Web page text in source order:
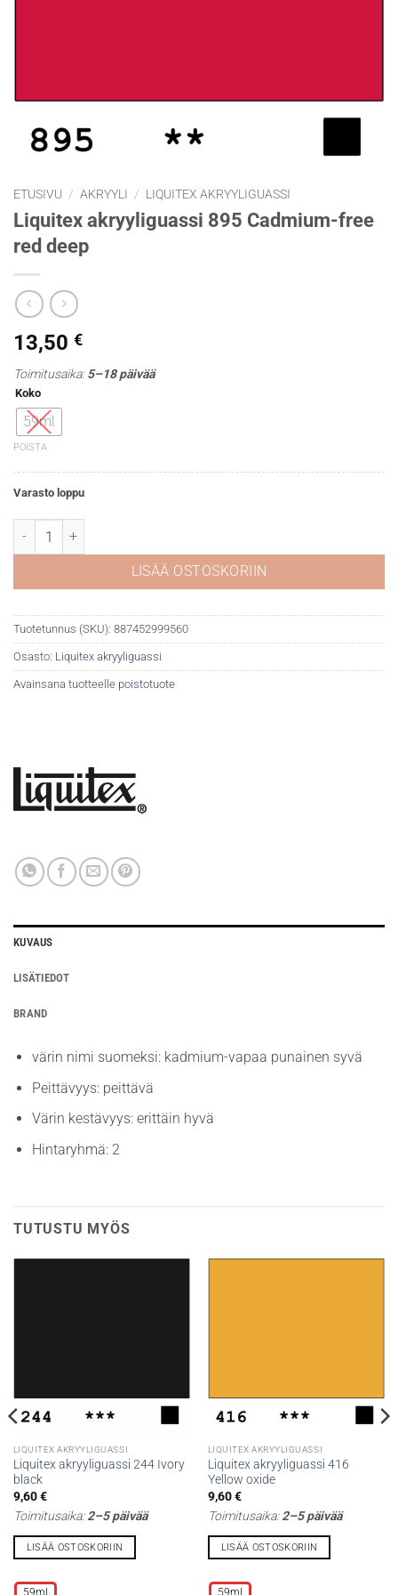
ETUSIVU / AKRYYLI / LIQUITEX AKRYYLIGUASSI
Liquitex akryyliguassi 895 Cadmium-free
red deep
13,50 €
Toimitusaika:5–18 päivää
Koko
59ml
POISTA
Varasto loppu
Liquitex akryyliguassi 895 Cadmium-free red deep määrä
LISÄÄ OSTOSKORIIN
Tuotetunnus (SKU): 887452999560
Osasto: Liquitex akryyliguassi
Avainsana tuotteelle poistotuote
KUVAUS
LISÄTIEDOT
BRAND
värin nimi suomeksi: kadmium-vapaa punainen syvä
Peittävyys: peittävä
Värin kestävyys: erittäin hyvä
Hintaryhmä: 2
TUTUSTU MYÖS
LIQUITEX AKRYYLIGUASSI
Liquitex akryyliguassi 244 Ivory
black
9,60€
Toimitusaika:2–5 päivää
LISÄÄ OSTOSKORIIN
tuotteella
LIQUITEX AKRYYLIGUASSI
Liquitex akryyliguassi 416
Yellow oxide
9,60€
Toimitusaika:2–5 päivää
LISÄÄ OSTOSKORIIN
tuotteella